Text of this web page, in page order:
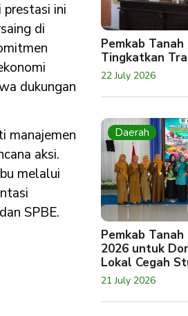
ini
di
dukungan
manajemen
aksi.
melalui
SPBE.
Pemkab
Tingkatkan
22 July 2026
Daerah
Pemkab
2026 untuk
Lokal Cegah
21 July 2026